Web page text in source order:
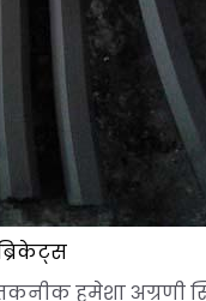
हमेशा अग्रणी